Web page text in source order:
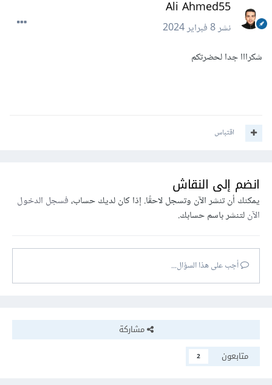
Ali Ahmed55
نشر8 فبراير 2024
شكرااا جدا لحضرتكم
اقتباس
انضم إلى النقاش
يمكنك أن تنشر الآن وتسجل لاحقًا. إذا كان لديك حساب،فسجل الدخول
الآنلتنشر باسم حسابك.
أجب على هذا السؤال...
مشاركة
متابعون
2